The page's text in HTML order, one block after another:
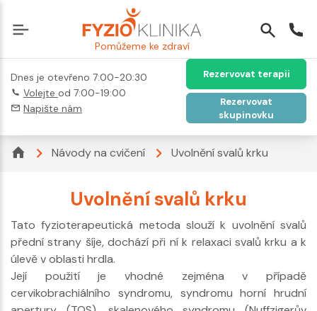
Pomůžeme ke zdraví
Dnes je otevřeno 7:00-20:30
Volejte od 7:00-19:00
Napište nám
Rezervovat terapii
Rezervovat
skupinovku
Návody na cvičení Uvolnění svalů krku
Uvolnění svalů krku
Tato fyzioterapeutická metoda slouží k uvolnění svalů
přední strany šíje, dochází při ní k relaxaci svalů krku a k
úlevě v oblasti hrdla.
Její použití je vhodné zejména v případě
cervikobrachiálního syndromu, syndromu horní hrudní